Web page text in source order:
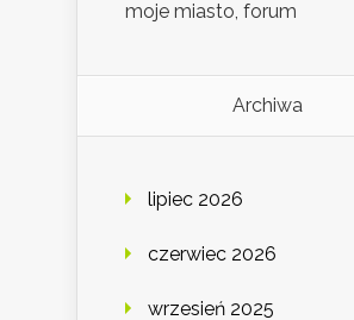
moje miasto, forum
Archiwa
lipiec 2026
czerwiec 2026
wrzesień 2025